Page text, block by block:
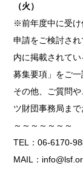
（火）
※前年度中に受け
申請をご検討さ
内に掲載されて
募集要項」をご一
その他、ご質問
ツ財団事務局まで
～～～～～～～
TEL：06-6170-
MAIL：